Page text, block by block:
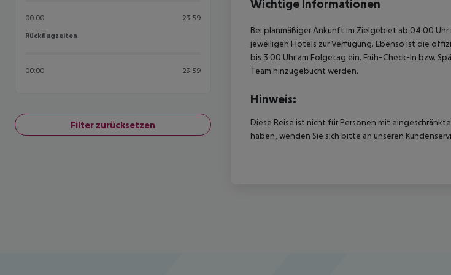
00:00 23:59
Rückflugzeiten
Rückflugzeiten
00:00 23:59
Filter zurücksetzen
Wichtige Informationen
Bei planmäßiger Ankunft im Zielgebiet ab 04:00
jeweiligen Hotels zur Verfügung. Ebenso ist die
bis 3:00 Uhr am Folgetag ein. Früh-Check-In bzw.
Team hinzugebucht werden.
Hinweis:
Diese Reise ist nicht für Personen mit
haben, wenden Sie sich bitte an unseren